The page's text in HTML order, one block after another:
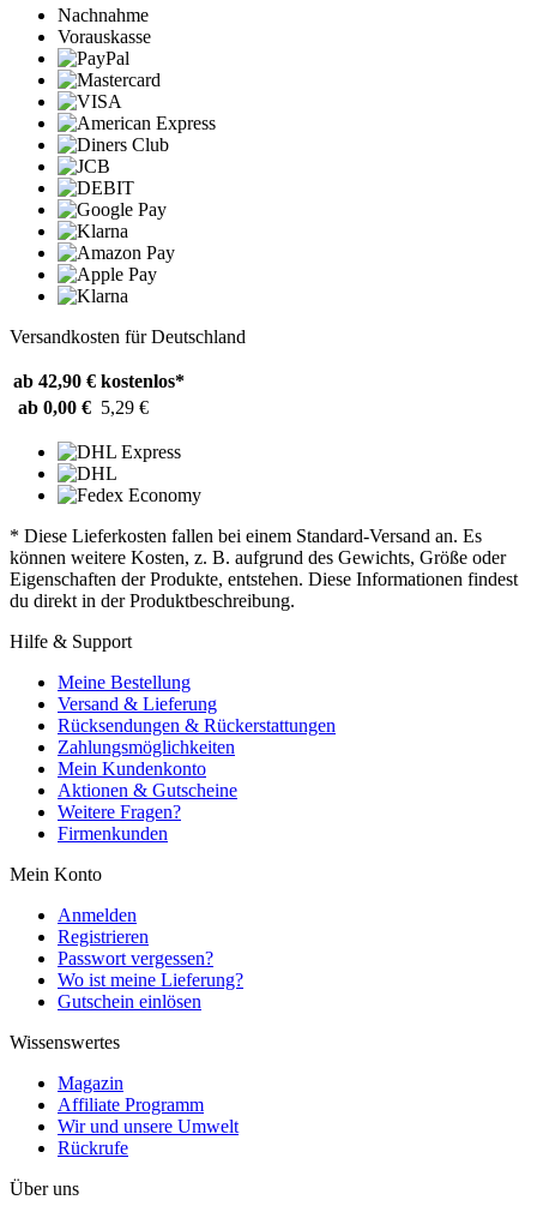
Nachnahme
Vorauskasse
Versandkosten für Deutschland
ab 42,90 € kostenlos*
ab 0,00 € 5,29 €
* Diese Lieferkosten fallen bei einem Standard-Versand an. Es
können weitere Kosten, z. B. aufgrund des Gewichts, Größe oder
Eigenschaften der Produkte, entstehen. Diese Informationen findest
du direkt in der Produktbeschreibung.
Hilfe & Support
Meine Bestellung
Versand & Lieferung
Rücksendungen & Rückerstattungen
Zahlungsmöglichkeiten
Mein Kundenkonto
Aktionen & Gutscheine
Weitere Fragen?
Firmenkunden
Mein Konto
Anmelden
Registrieren
Passwort vergessen?
Wo ist meine Lieferung?
Gutschein einlösen
Wissenswertes
Magazin
Affiliate Programm
Wir und unsere Umwelt
Rückrufe
Über uns